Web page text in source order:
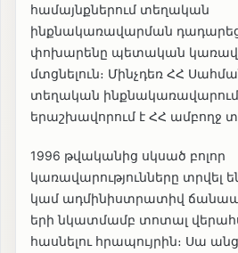
համայնքներում տեղական
ինքնակառավարման
փոխարենը պետական
մտցնելուն։ Մինչդեռ ՀՀ
տեղական
երաշխավորում է ՀՀ ամբողջ
1996 թվականից սկսած բոլոր
կառավարությունները տրվել
կամ ադմինիստրատիվ
երի նկատմամբ տոտալ
հասնելու հրապույրին։ Սա